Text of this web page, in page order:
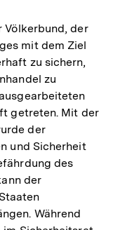
Völkerbund, der
mit dem Ziel
zu sichern,
zu
getreten. Mit der
der
und Sicherheit
des
der
Während